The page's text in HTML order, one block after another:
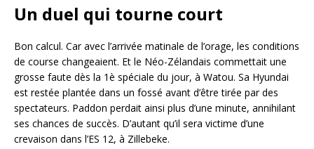
Un duel qui tourne court
Bon calcul. Car avec l’arrivée matinale de l’orage, les conditions
de course changeaient. Et le Néo-Zélandais commettait une
grosse faute dès la 1è spéciale du jour, à Watou. Sa Hyundai
est restée plantée dans un fossé avant d’être tirée par des
spectateurs. Paddon perdait ainsi plus d’une minute, annihilant
ses chances de succès. D’autant qu’il sera victime d’une
crevaison dans l’ES 12, à Zillebeke.